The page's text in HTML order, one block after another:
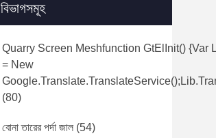
বিভাগসমূহ
Quarry Screen Meshfunction GtElInit() {var
= New
(80)
বোনা তারের পর্দা জাল (54)